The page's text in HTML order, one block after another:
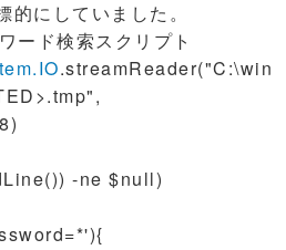
にしていました。
ード検索スクリプト
.streamReader("C:\win
-ne $null)